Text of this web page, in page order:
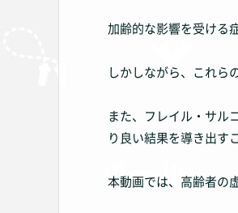
加齢的な影響を受ける
しかしながら、これら
また、フレイル・サル
り良い結果を導き出す
本動画では、高齢者の